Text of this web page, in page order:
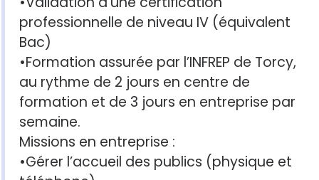
professionnelle de niveau IV (équivalent
Bac)
•Formation assurée par l’INFREP de Torcy,
au rythme de 2 jours en centre de
formation et de 3 jours en entreprise par
semaine.
Missions en entreprise :
•Gérer l’accueil des publics (physique et